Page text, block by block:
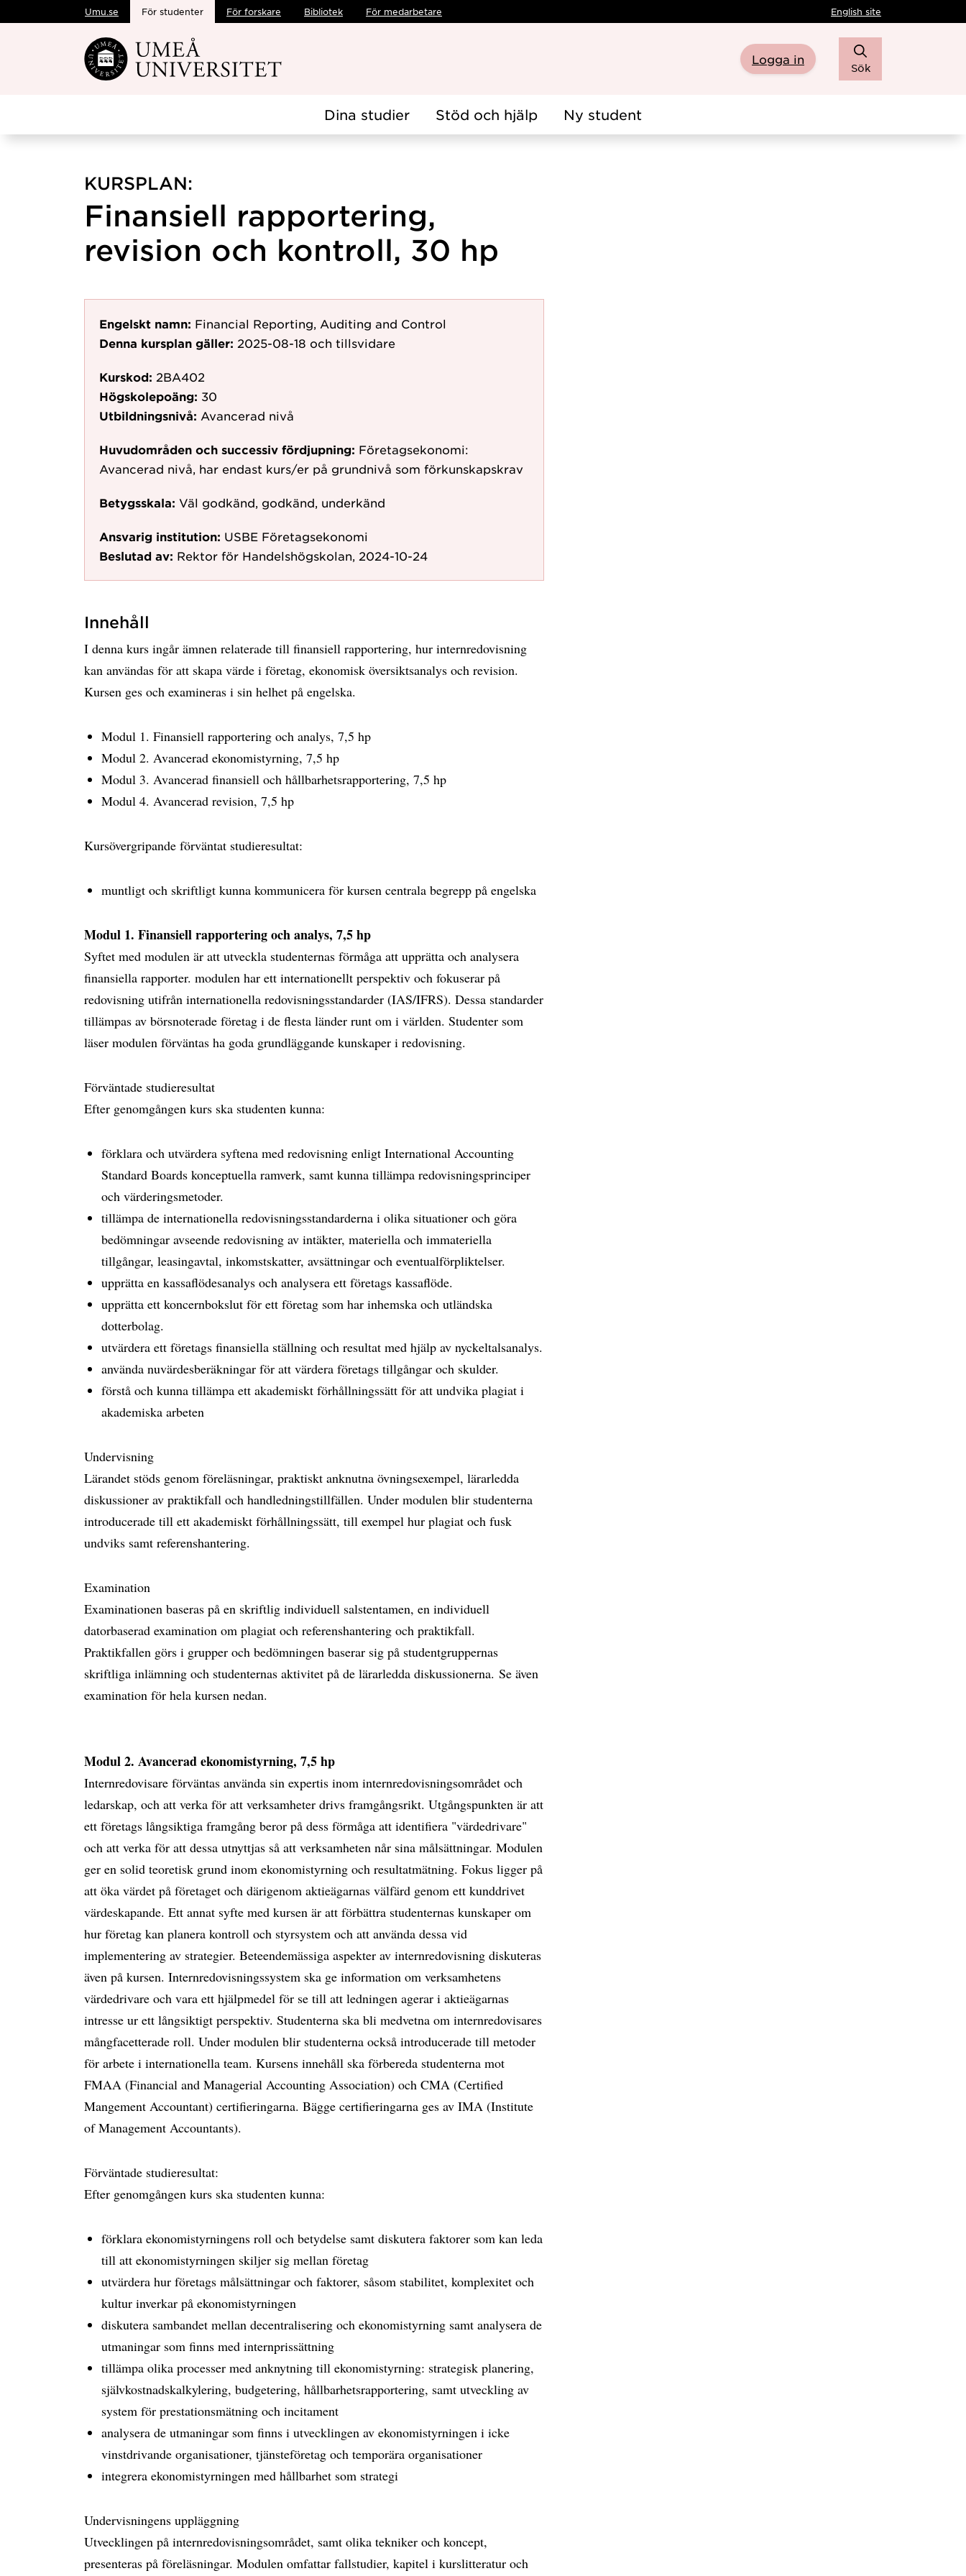
Hoppa direkt till innehållet
Umu.se För studenter För forskare Bibliotek För medarbetare English site
Logga in
Sök
Dina studier Stöd och hjälp Ny student
KURSPLAN:
Finansiell rapportering,
revision och kontroll, 30 hp
Engelskt namn: Financial Reporting, Auditing and Control
Denna kursplan gäller: 2025-08-18 och tillsvidare
Kurskod: 2BA402
Högskolepoäng: 30
Utbildningsnivå: Avancerad nivå
Huvudområden och successiv fördjupning: Företagsekonomi:
Avancerad nivå, har endast kurs/er på grundnivå som förkunskapskrav
Betygsskala: Väl godkänd, godkänd, underkänd
Ansvarig institution: USBE Företagsekonomi
Beslutad av: Rektor för Handelshögskolan, 2024-10-24
Innehåll
I denna kurs ingår ämnen relaterade till finansiell rapportering, hur internredovisning
kan användas för att skapa värde i företag, ekonomisk översiktsanalys och revision.
Kursen ges och examineras i sin helhet på engelska.
Modul 1. Finansiell rapportering och analys, 7,5 hp
Modul 2. Avancerad ekonomistyrning, 7,5 hp
Modul 3. Avancerad finansiell och hållbarhetsrapportering, 7,5 hp
Modul 4. Avancerad revision, 7,5 hp
Kursövergripande förväntat studieresultat:
muntligt och skriftligt kunna kommunicera för kursen centrala begrepp på engelska
Modul 1. Finansiell rapportering och analys, 7,5 hp
Syftet med modulen är att utveckla studenternas förmåga att upprätta och analysera
finansiella rapporter. modulen har ett internationellt perspektiv och fokuserar på
redovisning utifrån internationella redovisningsstandarder (IAS/IFRS). Dessa standarder
tillämpas av börsnoterade företag i de flesta länder runt om i världen. Studenter som
läser modulen förväntas ha goda grundläggande kunskaper i redovisning.
Förväntade studieresultat
Efter genomgången kurs ska studenten kunna:
förklara och utvärdera syftena med redovisning enligt International Accounting
Standard Boards konceptuella ramverk, samt kunna tillämpa redovisningsprinciper
och värderingsmetoder.
tillämpa de internationella redovisningsstandarderna i olika situationer och göra
bedömningar avseende redovisning av intäkter, materiella och immateriella
tillgångar, leasingavtal, inkomstskatter, avsättningar och eventualförpliktelser.
upprätta en kassaflödesanalys och analysera ett företags kassaflöde.
upprätta ett koncernbokslut för ett företag som har inhemska och utländska
dotterbolag.
utvärdera ett företags finansiella ställning och resultat med hjälp av nyckeltalsanalys.
använda nuvärdesberäkningar för att värdera företags tillgångar och skulder.
förstå och kunna tillämpa ett akademiskt förhållningssätt för att undvika plagiat i
akademiska arbeten
Undervisning
Lärandet stöds genom föreläsningar, praktiskt anknutna övningsexempel, lärarledda
diskussioner av praktikfall och handledningstillfällen. Under modulen blir studenterna
introducerade till ett akademiskt förhållningssätt, till exempel hur plagiat och fusk
undviks samt referenshantering.
Examination
Examinationen baseras på en skriftlig individuell salstentamen, en individuell
datorbaserad examination om plagiat och referenshantering och praktikfall.
Praktikfallen görs i grupper och bedömningen baserar sig på studentgruppernas
skriftliga inlämning och studenternas aktivitet på de lärarledda diskussionerna. Se även
examination för hela kursen nedan.
Modul 2. Avancerad ekonomistyrning, 7,5 hp
Internredovisare förväntas använda sin expertis inom internredovisningsområdet och
ledarskap, och att verka för att verksamheter drivs framgångsrikt. Utgångspunkten är att
ett företags långsiktiga framgång beror på dess förmåga att identifiera "värdedrivare"
och att verka för att dessa utnyttjas så att verksamheten når sina målsättningar. Modulen
ger en solid teoretisk grund inom ekonomistyrning och resultatmätning. Fokus ligger på
att öka värdet på företaget och därigenom aktieägarnas välfärd genom ett kunddrivet
värdeskapande. Ett annat syfte med kursen är att förbättra studenternas kunskaper om
hur företag kan planera kontroll och styrsystem och att använda dessa vid
implementering av strategier. Beteendemässiga aspekter av internredovisning diskuteras
även på kursen. Internredovisningssystem ska ge information om verksamhetens
värdedrivare och vara ett hjälpmedel för se till att ledningen agerar i aktieägarnas
intresse ur ett långsiktigt perspektiv. Studenterna ska bli medvetna om internredovisares
mångfacetterade roll. Under modulen blir studenterna också introducerade till metoder
för arbete i internationella team. Kursens innehåll ska förbereda studenterna mot
FMAA (Financial and Managerial Accounting Association) och CMA (Certified
Mangement Accountant) certifieringarna. Bägge certifieringarna ges av IMA (Institute
of Management Accountants).
Förväntade studieresultat:
Efter genomgången kurs ska studenten kunna:
förklara ekonomistyrningens roll och betydelse samt diskutera faktorer som kan leda
till att ekonomistyrningen skiljer sig mellan företag
utvärdera hur företags målsättningar och faktorer, såsom stabilitet, komplexitet och
kultur inverkar på ekonomistyrningen
diskutera sambandet mellan decentralisering och ekonomistyrning samt analysera de
utmaningar som finns med internprissättning
tillämpa olika processer med anknytning till ekonomistyrning: strategisk planering,
självkostnadskalkylering, budgetering, hållbarhetsrapportering, samt utveckling av
system för prestationsmätning och incitament
analysera de utmaningar som finns i utvecklingen av ekonomistyrningen i icke
vinstdrivande organisationer, tjänsteföretag och temporära organisationer
integrera ekonomistyrningen med hållbarhet som strategi
Undervisningens uppläggning
Utvecklingen på internredovisningsområdet, samt olika tekniker och koncept,
presenteras på föreläsningar. Modulen omfattar fallstudier, kapitel i kurslitteratur och